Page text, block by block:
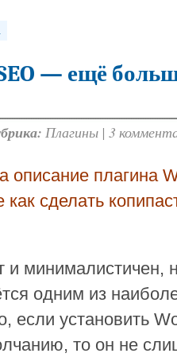
— ещё
Плагины | 3
описание плагина
сделать
и минималистичен,
одним из
если установить
то он не